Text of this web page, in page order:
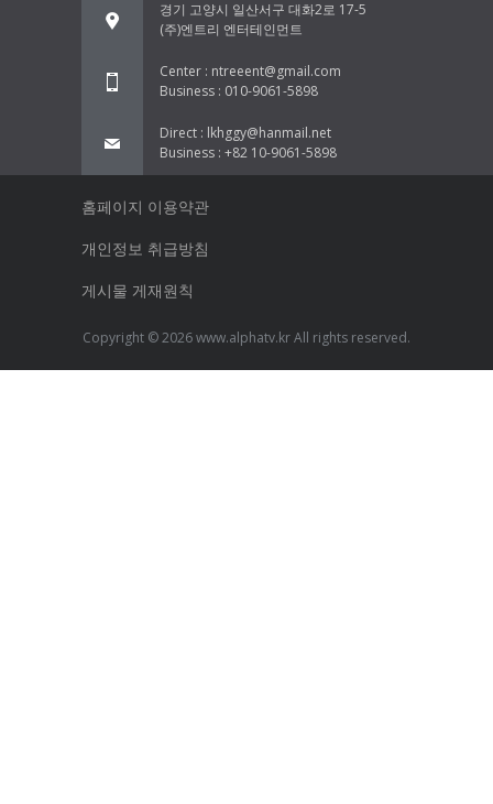
경기 고양시 일산서구 대화2로 17-5
(주)엔트리 엔터테인먼트
Center : ntreeent@gmail.com
Business : 010-9061-5898
Direct : lkhggy@hanmail.net
Business : +82 10-9061-5898
홈페이지 이용약관
개인정보 취급방침
게시물 게재원칙
Copyright © 2026 www.alphatv.kr All rights reserved.